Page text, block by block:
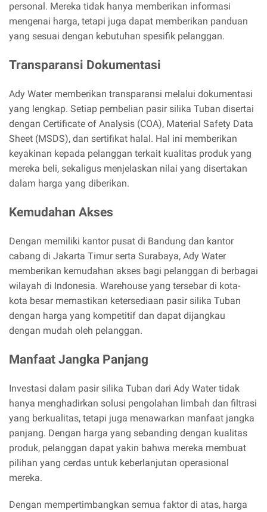
personal. Mereka tidak hanya memberikan informasi
mengenai harga, tetapi juga dapat memberikan panduan
yang sesuai dengan kebutuhan spesifik pelanggan.
Transparansi Dokumentasi
Ady Water memberikan transparansi melalui dokumentasi
yang lengkap. Setiap pembelian pasir silika Tuban disertai
dengan Certificate of Analysis (COA), Material Safety Data
Sheet (MSDS), dan sertifikat halal. Hal ini memberikan
keyakinan kepada pelanggan terkait kualitas produk yang
mereka beli, sekaligus menjelaskan nilai yang disertakan
dalam harga yang diberikan.
Kemudahan Akses
Dengan memiliki kantor pusat di Bandung dan kantor
cabang di Jakarta Timur serta Surabaya, Ady Water
memberikan kemudahan akses bagi pelanggan di berbagai
wilayah di Indonesia. Warehouse yang tersebar di kota-
kota besar memastikan ketersediaan pasir silika Tuban
dengan harga yang kompetitif dan dapat dijangkau
dengan mudah oleh pelanggan.
Manfaat Jangka Panjang
Investasi dalam pasir silika Tuban dari Ady Water tidak
hanya menghadirkan solusi pengolahan limbah dan filtrasi
yang berkualitas, tetapi juga menawarkan manfaat jangka
panjang. Dengan harga yang sebanding dengan kualitas
produk, pelanggan dapat yakin bahwa mereka membuat
pilihan yang cerdas untuk keberlanjutan operasional
mereka.
Dengan mempertimbangkan semua faktor di atas, harga